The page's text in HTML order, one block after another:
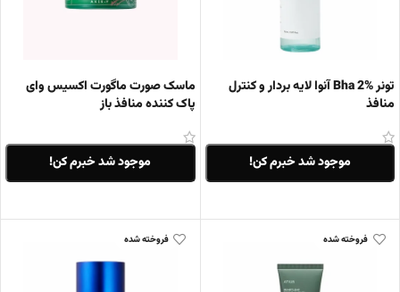
تونر Bha 2% آنوا لایه بردار و کنترل
منافذ
موجود شد خبرم کن!
ماسک صورت ماگورت اکسیس وای
پاک کننده منافذ باز
موجود شد خبرم کن!
فروخته شده فروخته شده